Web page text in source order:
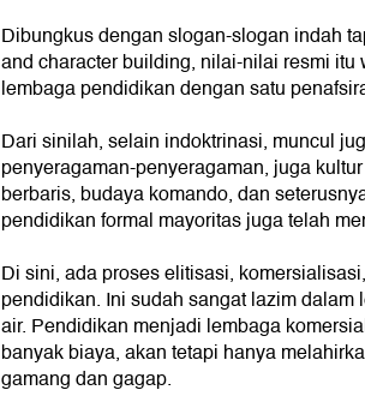
Dibungkus dengan slogan-slogan indah
and character building, nilai-nilai resmi
lembaga pendidikan dengan satu
Dari sinilah, selain indoktrinasi, muncul
penyeragaman-penyeragaman, juga
berbaris, budaya komando, dan
pendidikan formal mayoritas juga telah
Di sini, ada proses elitisasi,
pendidikan. Ini sudah sangat lazim
air. Pendidikan menjadi lembaga
banyak biaya, akan tetapi hanya
gamang dan gagap.